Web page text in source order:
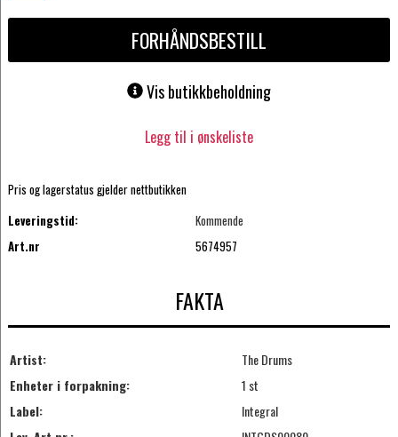
FORHÅNDSBESTILL
Vis butikkbeholdning
Legg til i ønskeliste
Pris og lagerstatus gjelder nettbutikken
Leveringstid:
Kommende
Art.nr
5674957
FAKTA
Artist:
The Drums
Enheter i forpakning:
1 st
Label:
Integral